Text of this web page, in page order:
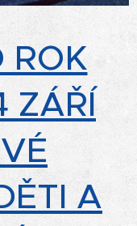
ROK
ZÁŘÍ
A